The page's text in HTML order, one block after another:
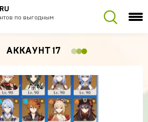
по выгодным
АККАУНТ 17